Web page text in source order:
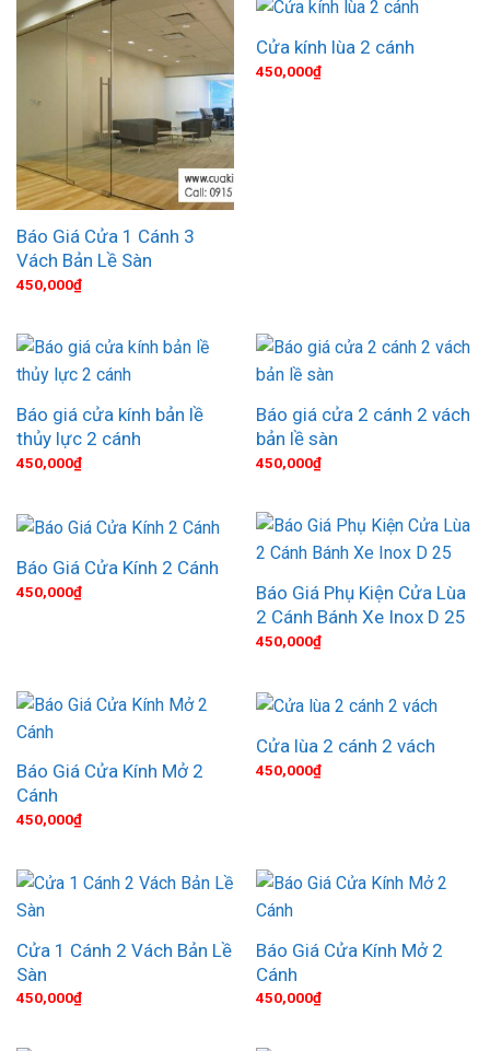
Báo Giá Cửa 1 Cánh 3
Vách Bản Lề Sàn
450,000₫
Cửa kính lùa 2 cánh
450,000₫
Báo giá cửa kính bản lề
thủy lực 2 cánh
450,000₫
Báo giá cửa 2 cánh 2 vách
bản lề sàn
450,000₫
Báo Giá Cửa Kính 2 Cánh
450,000₫
Báo Giá Phụ Kiện Cửa Lùa
2 Cánh Bánh Xe Inox D 25
450,000₫
Báo Giá Cửa Kính Mở 2
Cánh
450,000₫
Cửa lùa 2 cánh 2 vách
450,000₫
Cửa 1 Cánh 2 Vách Bản Lề
Sàn
450,000₫
Báo Giá Cửa Kính Mở 2
Cánh
450,000₫